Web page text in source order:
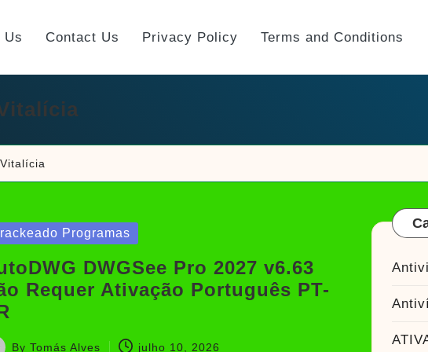
Us Contact Us Privacy Policy Terms and Conditions
Programas
DWGSee Pro 2027 v6.63
Requer Ativação Português PT-
By Tomás Alves julho 10, 2026